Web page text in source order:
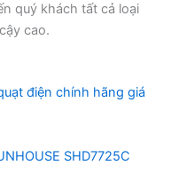
quý khách tất cả loại
cao.
điện chính hãng giá
SHD7725C